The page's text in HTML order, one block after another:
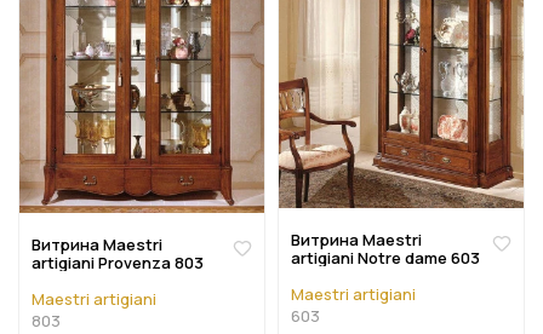
Витрина Maestri
artigiani Provenza 803
Maestri artigiani
803
Витрина Maestri
artigiani Notre dame 603
Maestri artigiani
603